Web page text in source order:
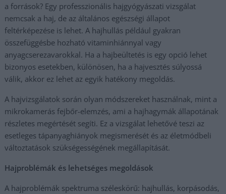
a források? Egy professzionális hajgyógyászati vizsgálat
nemcsak a haj, de az általános egészségi állapot
feltérképezése is lehet. A hajhullás például gyakran
összefüggésbe hozható vitaminhiánnyal vagy
anyagcserezavarokkal. Ha a hajbeültetés is egy opció lehet
bizonyos esetekben, különösen, ha a hajvesztés súlyossá
válik, akkor ez lehet az egyik hatékony megoldás.
A hajvizsgálatok során olyan módszereket használnak, mint a
mikrokamerás fejbőr-elemzés, ami a hajhagymák állapotának
részletes megértését segíti. Ez a vizsgálat lehetővé teszi az
esetleges tápanyaghiányok megismerését és az életmódbeli
változtatások szükségességének megállapítását.
Hajproblémák és lehetséges megoldások
A hajproblémák spektruma széleskörű: hajhullás, korpásodás,